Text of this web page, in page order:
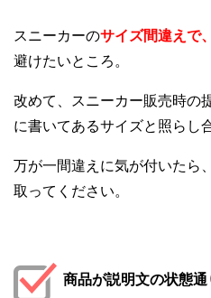
スニーカーのサイズ間違えで
避けたいところ。
改めて、スニーカー販売時の
に書いてあるサイズと照らし
万が一間違えに気が付いたら
取ってください。
商品が説明文の状態通